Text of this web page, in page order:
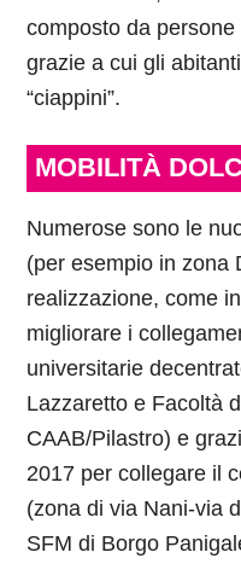
composto da
grazie a cui gli
“ciappini”.
MOBILITÀ
Numerose sono le
(per esempio in zona
realizzazione, come
migliorare i
universitarie
Lazzaretto e Facoltà
CAAB/Pilastro) e
2017 per collegare il
(zona di via Nani-via
SFM di Borgo